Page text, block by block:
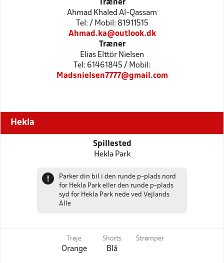
Træner
Ahmad Khaled Al-Qassam
Tel: / Mobil: 81911515
Ahmad.ka@outlook.dk
Træner
Elias Elttör Nielsen
Tel: 61461845 / Mobil:
Madsnielsen7777@gmail.com
Hekla
Spillested
Hekla Park
!
Parker din bil i den runde p-plads nord
for Hekla Park eller den runde p-plads
syd for Hekla Park nede ved Vejlands
Alle
Trøje
Orange
Shorts
Blå
Strømper